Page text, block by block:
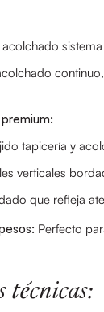
tapicería y
verticales
que refleja
Perfecto
técnicas: